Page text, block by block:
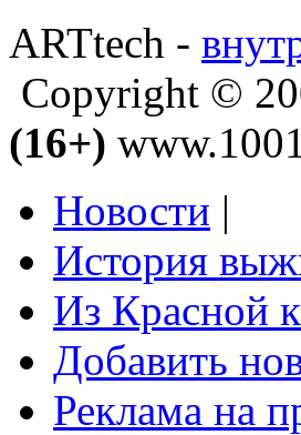
ARTtech -
Copyright ©
(16+)
Новости |
История
Из Красной
Добавить
Реклама на